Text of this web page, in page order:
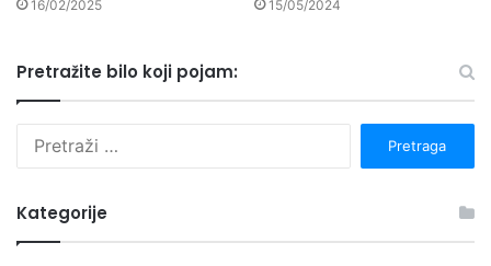
16/02/2025 15/05/2024
Pretražite bilo koji pojam:
Kategorije